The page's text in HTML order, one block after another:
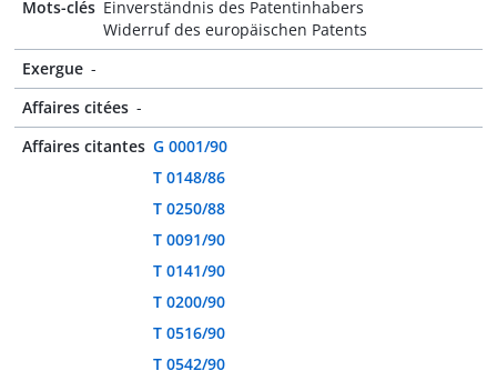
Mots-clés Einverständnis des Patentinhabers
Widerruf des europäischen Patents
Exergue -
Affaires citées -
Affaires citantes G 0001/90
T 0148/86
T 0250/88
T 0091/90
T 0141/90
T 0200/90
T 0516/90
T 0542/90